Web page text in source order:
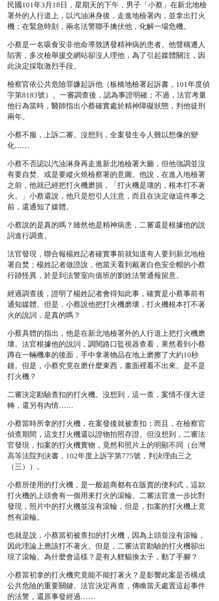
民國101年3月18日，星期天的下午，男子「小蔡」在新北地檢
署外的人行道上，以汽油淋身後，走進地檢署內，並拿出打火
機；在緊急時刻，兩名法警聯手擒伏他，化解一場危機。
小蔡是一名吸食安非他命導致誘發精神病的患者。他聲稱遭人
陷害，多次檢舉援交網站卻沒人理他，為了引起媒體關注，因
此決定採取激烈手段。
檢察官依公共危險罪嫌起訴他 （板橋地檢署起訴書，101年度偵
字第8183號）
。一審調查後，認為事證明確；不過，法官考量
他行為當時，醫師指出小蔡確實處於精神障礙狀態，判他徒刑
兩年。
小蔡不服，上訴二審。沒想到，全案發生令人難以想像的變
化……
小蔡不否認以汽油淋身再走進新北地檢署大廳，但他強調並沒
有要自焚、或是要縱火燒檢察署的意圖。他說，在進入地檢署
之前，他就已經把打火機磨損，「打火機是壞的，根本打不著
火。」小蔡還說，他只是想引人注意，而且在決定做這件事之
前，還通知了媒體。
小蔡說的是真的嗎？雖然他是精神病患，二審還是根據他的說
詞進行調查。
法官發現，聯合報楊姓記者確實事前就知道有人要到新北地檢
署自焚；楊姓記者做證說，他當天看到戴著白色安全帽的小蔡
行跡怪異，於是到法警室向值班的劉姓法警通報留意。
經過調查後，證明了楊姓記者會得知此事，確實是小蔡事前有
通知媒體。但是，小蔡說他把打火機磨壞，打火機根本打不著
火的說詞，是真的嗎？
小蔡具體的指出，他是在新北地檢署外的人行道上把打火機磨
壞。法官根據他的說詞，調閱路口監視器查看，果然看到小蔡
蹲在一輛機車的後面，手中拿著物品在地上磨擦了大約10秒
鐘。但是，小蔡究竟在磨什麼東西，畫面裡看不出來。是不是
打火機？
二審決定勘驗查扣的打火機。沒想到，這一查，案情不僅大逆
轉，還另有內情……
小蔡當時所拿的打火機，在案發後就被查扣；而且，在檢察官
偵查期間，這支打火機還以證物拍照存證。但沒想到，二審法
官發現，扣案的打火機實物，竟然和照片上的明顯不同
（台灣
高等法院判決書，102年度上訴字第775號，判決理由三之
（三））
。
小蔡所使用的打火機，是一般超商都有在販賣的便利式，這款
打火機的上頭會有一個用來打火的滾輪。二審法官進一步比對
發現，照片中的打火機並沒有滾輪，但是，扣案的打火機上竟
然有滾輪。
也就是說，小蔡當初被查扣的打火機，因為上頭並沒有滾輪，
因此理論上應該打不著火。但是，二審法官勘驗的打火機卻出
現了滾輪。為什麼會這樣？是有人貍貓換太子，動了手腳？
小蔡當初拿的打火機究竟能不能打著火？是影響此案是否構成
公共危險的重要關鍵。法官決定再查，傳喚當天處置這起事件
的法警，還原事發經過……